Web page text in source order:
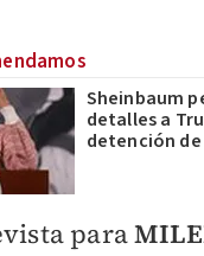
Sheinbaum
detalles a
detención de
para